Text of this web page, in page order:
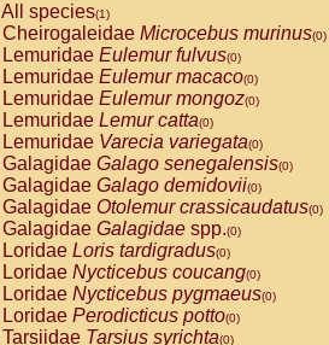
All species(1)
Cheirogaleidae Microcebus murinus(0)
Lemuridae Eulemur fulvus(0)
Lemuridae Eulemur macaco(0)
Lemuridae Eulemur mongoz(0)
Lemuridae Lemur catta(0)
Lemuridae Varecia variegata(0)
Galagidae Galago senegalensis(0)
Galagidae Galago demidovii(0)
Galagidae Otolemur crassicaudatus(0)
Galagidae Galagidae spp.(0)
Loridae Loris tardigradus(0)
Loridae Nycticebus coucang(0)
Loridae Nycticebus pygmaeus(0)
Loridae Perodicticus potto(0)
Tarsiidae Tarsius syrichta(0)